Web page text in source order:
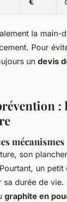
la main-
Pour
un devis
:
mécanismes
son
un petit
sa durée de vie.
graphite en